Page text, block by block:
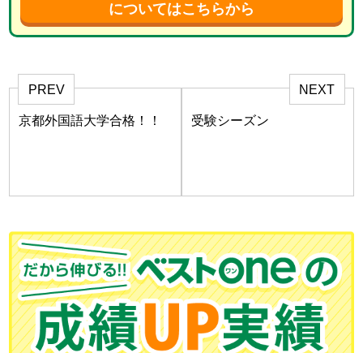
についてはこちらから
PREV
京都外国語大学合格！！
NEXT
受験シーズン